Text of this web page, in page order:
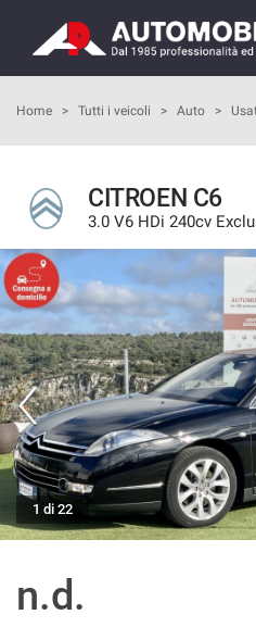
HOME
COME ACQUISTARE
I NOSTRI SERVIZI
RECENSIONI
LISTA VEICOLI
VENDI LA TUA AUTO
ASSISTENZA POST VENDITA
CONTATTI
Home > Tutti i veicoli > Auto >
CITROEN C6
3.0 V6 HDi 240cv
1 di 22
n.d.
tue
preferenze
di
seguente
pannello
consente
di
esprimere
tue
preferenze
di
consenso
alle
tecnologie
di
tracciamento
che
adottiamo
offrire